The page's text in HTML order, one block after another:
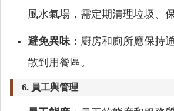
風水氣場，需定期清理垃圾、
避免異味：廚房和廁所應保持
散到用餐區。
6. 員工與管理